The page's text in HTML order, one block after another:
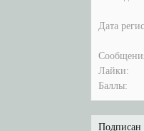
Дата
Лайки:
Баллы:
Подписан